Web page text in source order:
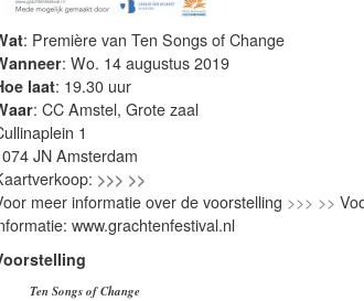
: Première van Ten Songs of Change
: Wo. 14 augustus 2019
laat: 19.30 uur
: CC Amstel, Grote zaal
1
JN Amsterdam
>>> >>
meer informatie over de voorstelling >>> >>
www.grachtenfestival.nl
Ten Songs of Change